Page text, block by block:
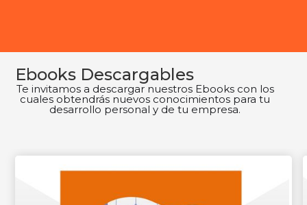
Ebooks Descargables
Te invitamos a descargar nuestros Ebooks con los
cuales obtendrás nuevos conocimientos para tu
desarrollo personal y de tu empresa.